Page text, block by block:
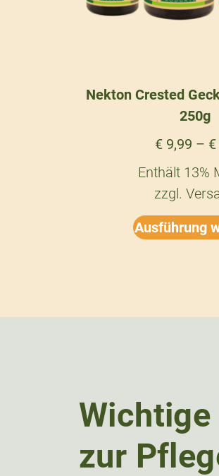
Nekton Crested
250g
€9,99 – €
Enthält 13%
zzgl.
Ausführung
zur